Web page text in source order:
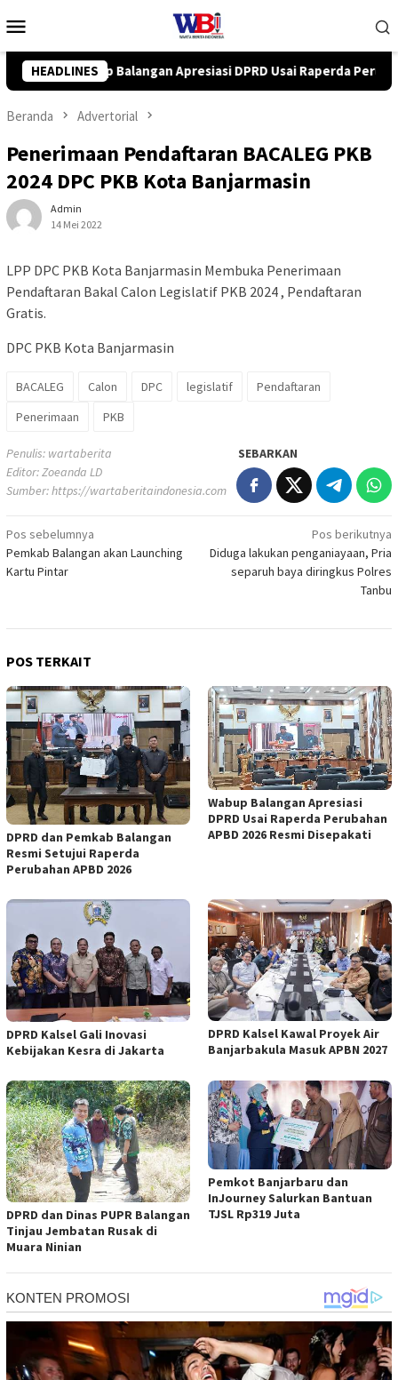
ke
Mobile
HEADLINES
Raperda Perubahan APBD 2026 Resmi Disepakati
Beranda Advertorial
Penerimaan Pendaftaran BACALEG PKB
2024 DPC PKB Kota Banjarmasin
Admin
14 Mei 2022
LPP DPC PKB Kota Banjarmasin Membuka Penerimaan
Pendaftaran Bakal Calon Legislatif PKB 2024 , Pendaftaran
Gratis.
DPC PKB Kota Banjarmasin
BACALEG Calon DPC legislatif
Pendaftaran
Penerimaan
PKB
Penulis: wartaberita
Editor: Zoeanda LD
Sumber:https://wartaberitaindonesia.com
SEBARKAN
Navigasi
pos
Pos sebelumnya
Pemkab Balangan akan Launching
Kartu Pintar
Pos berikutnya
Diduga lakukan penganiayaan, Pria
separuh baya diringkus Polres
Tanbu
POS TERKAIT
DPRD dan Pemkab Balangan
Resmi Setujui Raperda
Perubahan APBD 2026
Wabup Balangan Apresiasi
DPRD Usai Raperda Perubahan
APBD 2026 Resmi Disepakati
DPRD Kalsel Gali Inovasi
Kebijakan Kesra di Jakarta
DPRD Kalsel Kawal Proyek Air
Banjarbakula Masuk APBN 2027
DPRD dan Dinas PUPR Balangan
Tinjau Jembatan Rusak di
Muara Ninian
Pemkot Banjarbaru dan
InJourney Salurkan Bantuan
TJSL Rp319 Juta